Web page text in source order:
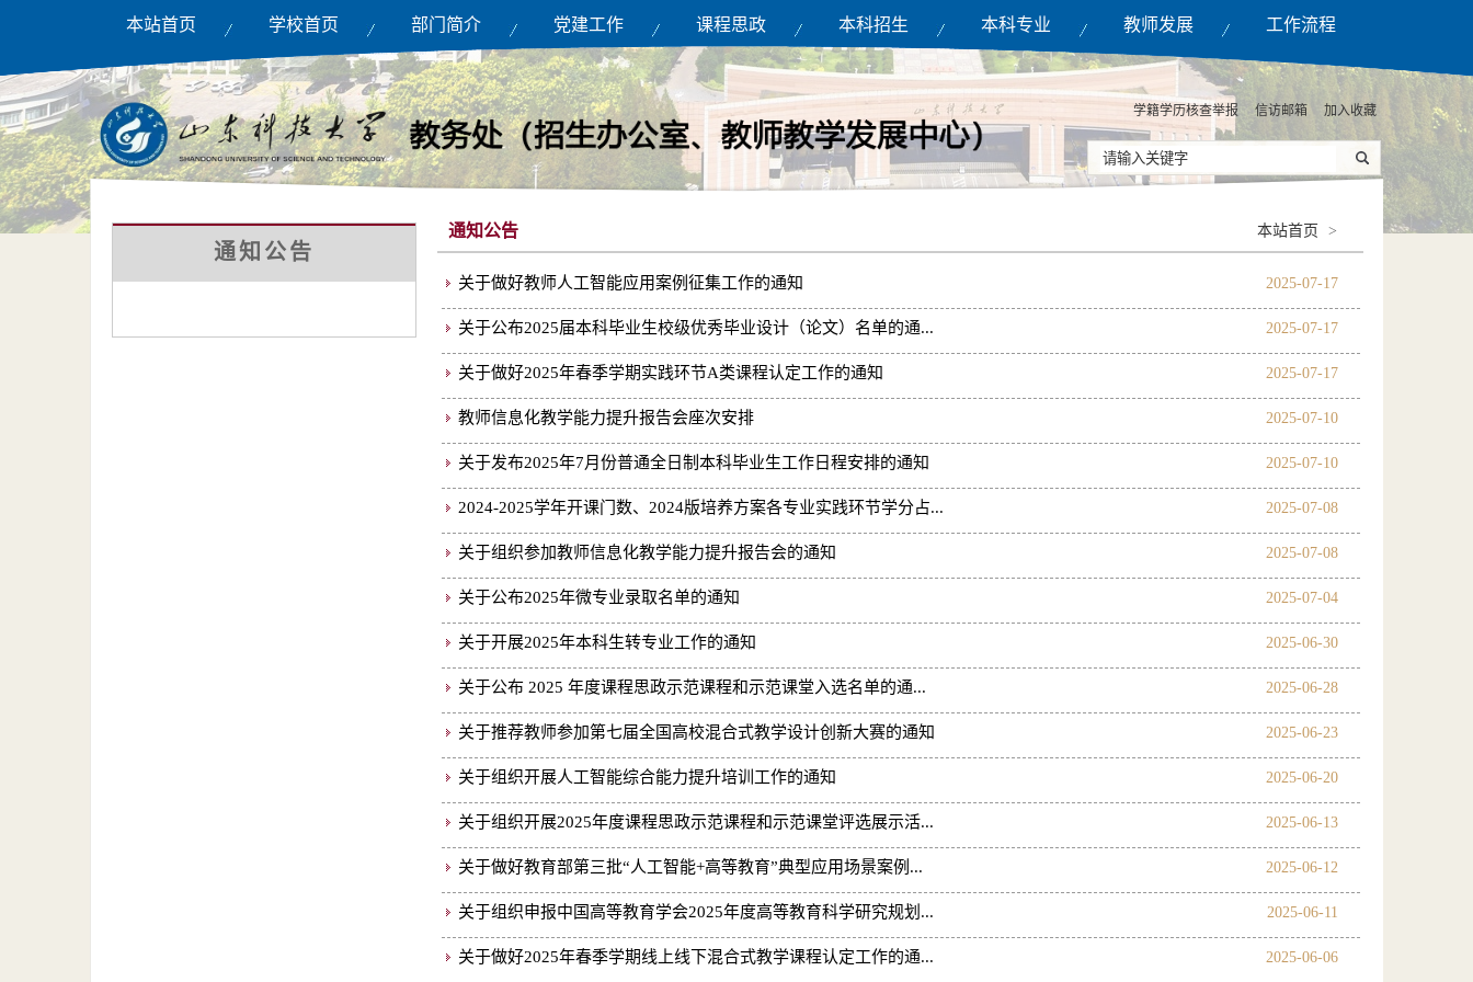
本站首页 学校首页 部门简介 党建工作 课程思政 本科招生 本科专业 教师发展 工作流程
学籍学历核查举报 信访邮箱 加入收藏
通知公告
通知公告 本站首页 >
关于做好教师人工智能应用案例征集工作的通知 2025-07-17
关于公布2025届本科毕业生校级优秀毕业设计（论文）名单的通... 2025-07-17
关于做好2025年春季学期实践环节A类课程认定工作的通知 2025-07-17
教师信息化教学能力提升报告会座次安排 2025-07-10
关于发布2025年7月份普通全日制本科毕业生工作日程安排的通知 2025-07-10
2024-2025学年开课门数、2024版培养方案各专业实践环节学分占... 2025-07-08
关于组织参加教师信息化教学能力提升报告会的通知 2025-07-08
关于公布2025年微专业录取名单的通知 2025-07-04
关于开展2025年本科生转专业工作的通知 2025-06-30
关于公布 2025 年度课程思政示范课程和示范课堂入选名单的通... 2025-06-28
关于推荐教师参加第七届全国高校混合式教学设计创新大赛的通知 2025-06-23
关于组织开展人工智能综合能力提升培训工作的通知 2025-06-20
关于组织开展2025年度课程思政示范课程和示范课堂评选展示活... 2025-06-13
关于做好教育部第三批“人工智能+高等教育”典型应用场景案例... 2025-06-12
关于组织申报中国高等教育学会2025年度高等教育科学研究规划... 2025-06-11
关于做好2025年春季学期线上线下混合式教学课程认定工作的通... 2025-06-06